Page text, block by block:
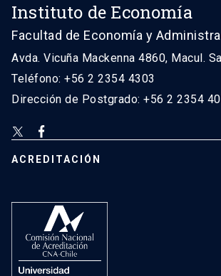
Instituto de Economía
Facultad de Economía y
Avda. Vicuña Mackenna 4860, Macul.
Teléfono: +56 2 2354 4303
Dirección de Postgrado: +56 2 2354
ACREDITACIÓN